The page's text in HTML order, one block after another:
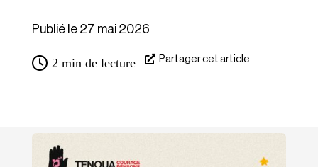
Publié le 27 mai 2026
2 min de lecture Partager cet article